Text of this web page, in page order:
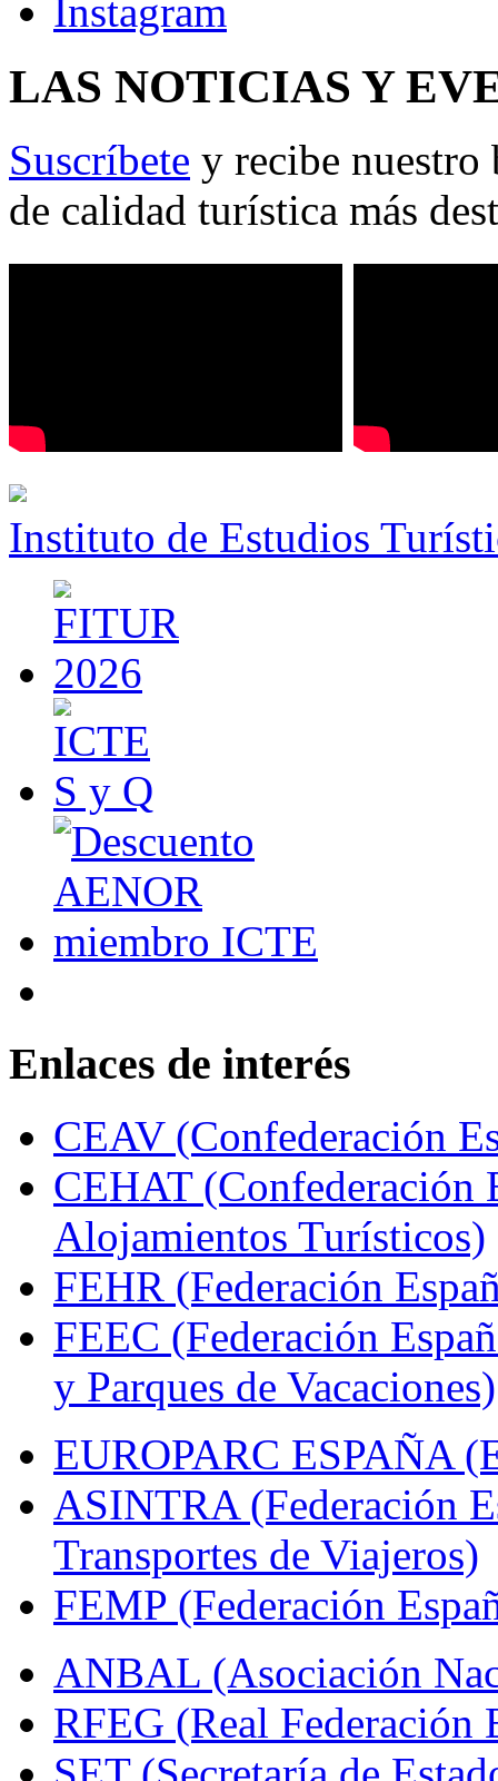
LAS NOTICIAS Y
Suscríbete y recibe nuestro
de calidad turística más
Instituto de Estudios
Enlaces de interés
CEAV (Confederación
CEHAT (Confederación
Alojamientos Turísticos)
FEHR (Federación
FEEC (Federación
y Parques de Vacaciones)
EUROPARC ESPAÑA
ASINTRA (Federación
Transportes de Viajeros)
FEMP (Federación
ANBAL (Asociación
RFEG (Real Federación